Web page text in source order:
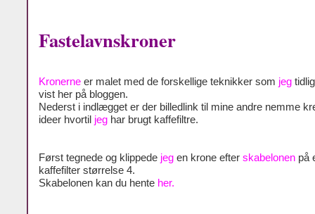
Fastelavnskroner
Kronerne er malet med de forskellige teknikker som jeg
vist her på bloggen.
Nederst i indlægget er der billedlink til mine andre nemme
ideer hvortil jeg har brugt kaffefiltre.
Først tegnede og klippede jeg en krone efter skabelonen på
kaffefilter størrelse 4.
Skabelonen kan du hente her.